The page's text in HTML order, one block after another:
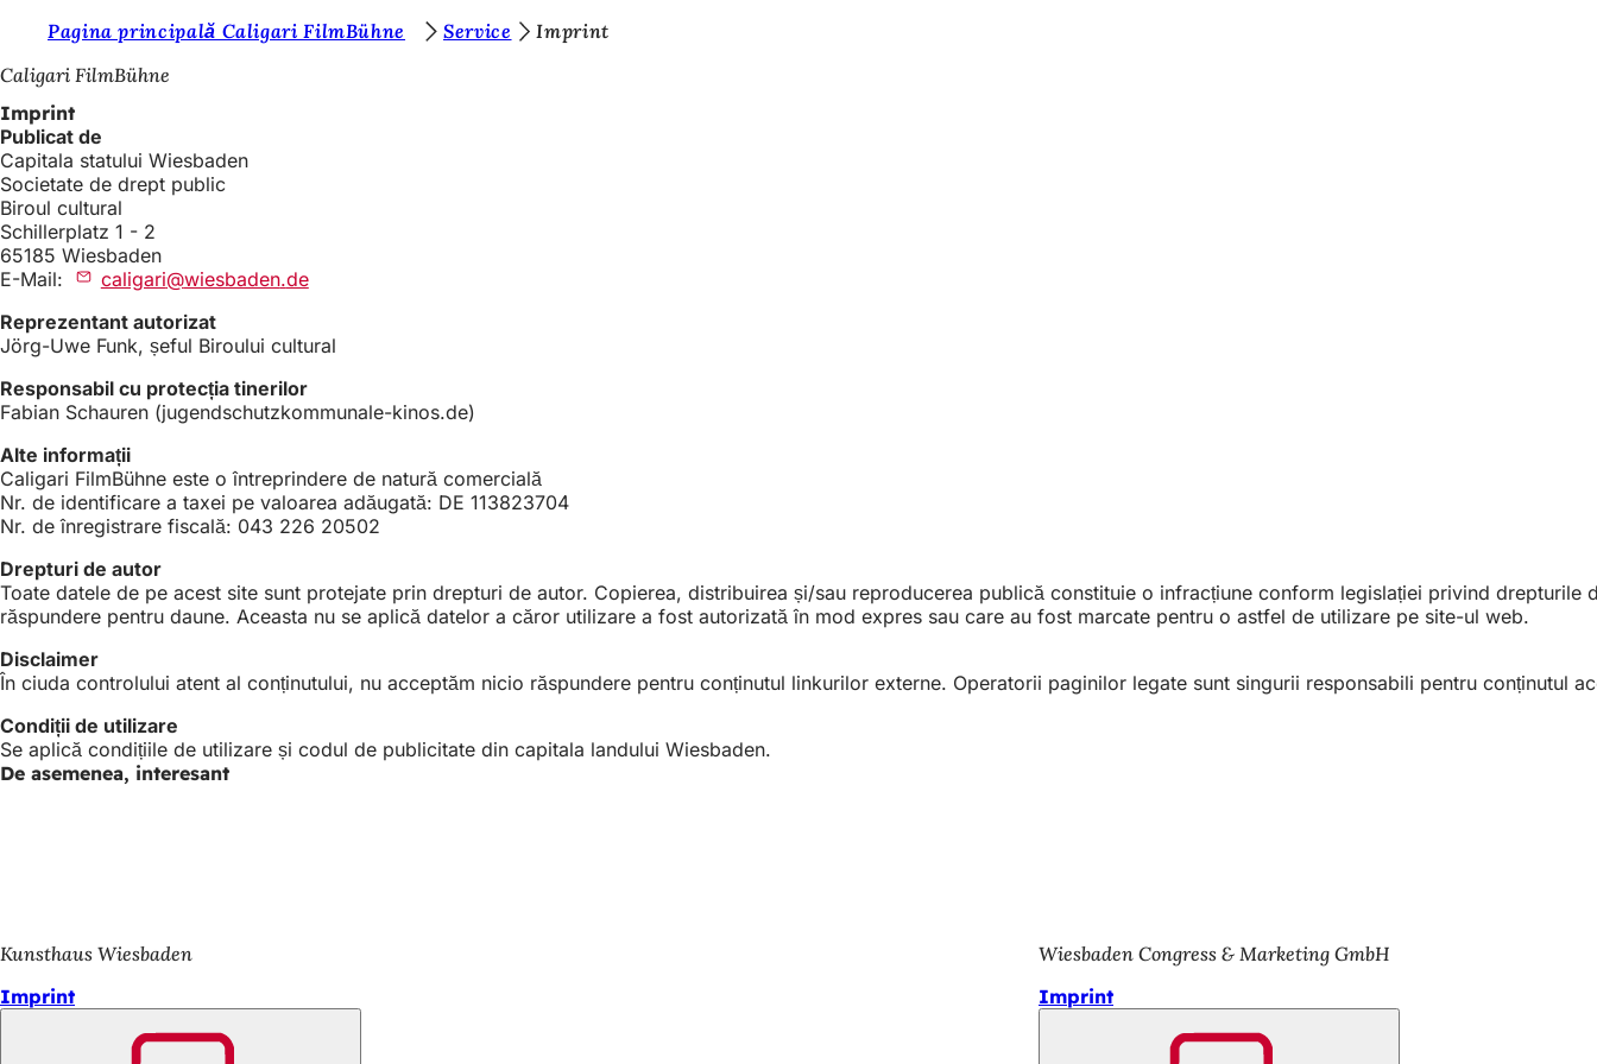
Salt la conținut
u
n
t
e
ț
i
a
i
i
:
Pagina principală Caligari FilmBühne Service
Imprint
Caligari FilmBühne
Imprint
Publicat de
Capitala statului Wiesbaden
Societate de drept public
Biroul cultural
Schillerplatz 1 - 2
65185 Wiesbaden
E-Mail:
caligari wiesbaden de
Reprezentant autorizat
Jörg-Uwe Funk, șeful Biroului cultural
Responsabil cu protecția tinerilor
Fabian Schauren (jugendschutzkommunale-kinos.de)
Alte informații
Caligari FilmBühne este o întreprindere de natură comercială
Nr. de identificare a taxei pe valoarea adăugată: DE 113823704
Nr. de înregistrare fiscală: 043 226 20502
Drepturi de autor
Toate datele de pe acest site sunt protejate prin drepturi de autor. Copierea, distribuirea și/sau reproducerea publică constituie o infracțiune conform legislației privind drepturile
răspundere pentru daune. Aceasta nu se aplică datelor a căror utilizare a fost autorizată în mod expres sau care au fost marcate pentru o astfel de utilizare pe site-ul web.
Disclaimer
În ciuda controlului atent al conținutului, nu acceptăm nicio răspundere pentru conținutul linkurilor externe. Operatorii paginilor legate sunt singurii responsabili pentru conținutul
Condiții de utilizare
Se aplică condițiile de utilizare și codul de publicitate din capitala landului Wiesbaden.
De asemenea, interesant
Kunsthaus Wiesbaden
Imprint
Wiesbaden Congress & Marketing GmbH
Imprint